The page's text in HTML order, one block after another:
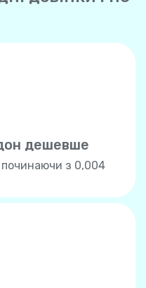
дешевше
починаючи з 0,004